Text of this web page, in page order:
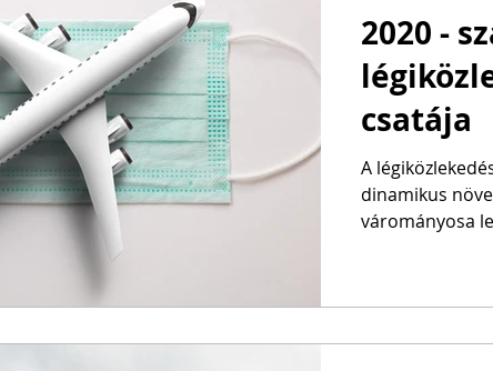
2020 -
csatája
A
dinamikus
várományosa